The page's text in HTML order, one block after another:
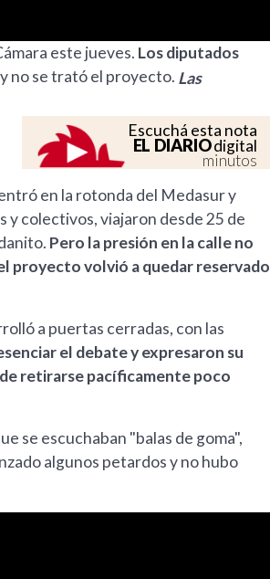
este jueves. Los diputados
no se trató el proyecto. Las
Escuchá esta nota
EL DIARIOdigital
minutos
en la rotonda del Medasur y
y colectivos, viajaron desde 25 de
Pero la presión en la calle no
proyecto volvió a quedar reservado
a puertas cerradas, con las
el debate y expresaron su
retirarse pacíficamente poco
se escuchaban "balas de goma",
algunos petardos y no hubo